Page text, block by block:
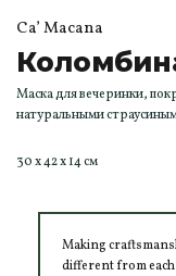
Ca’ Macana
Маска для вечеринки,
натуральными
30 x 42 x 14 см
Making
different from